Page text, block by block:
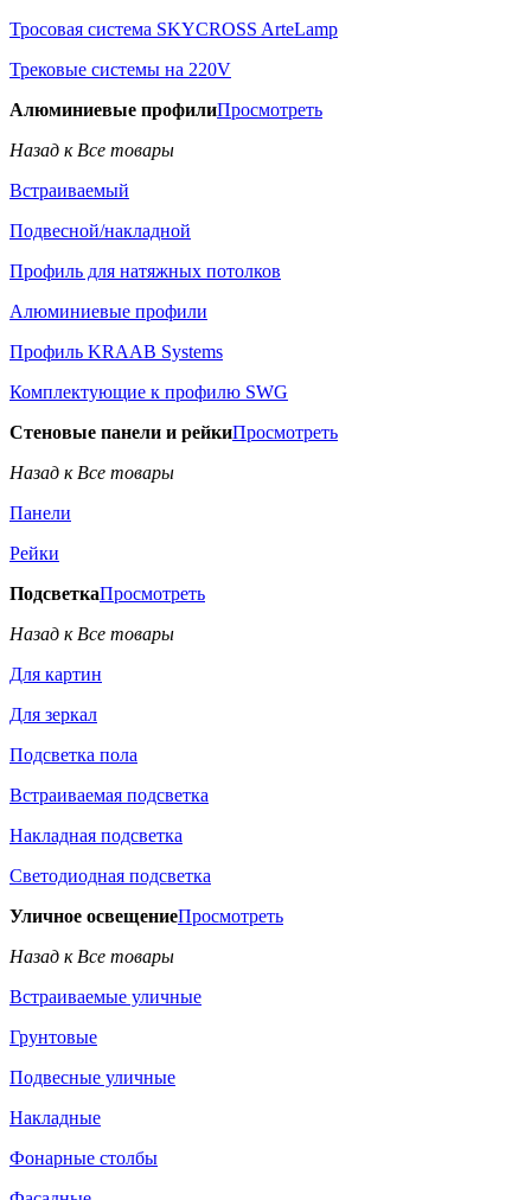
Тросовая система SKYCROSS ArteLamp
Трековые системы на 220V
Алюминиевые профилиПросмотреть
Назад к Все товары
Встраиваемый
Подвесной/накладной
Профиль для натяжных потолков
Алюминиевые профили
Профиль KRAAB Systems
Комплектующие к профилю SWG
Стеновые панели и рейкиПросмотреть
Назад к Все товары
Панели
Рейки
ПодсветкаПросмотреть
Назад к Все товары
Для картин
Для зеркал
Подсветка пола
Встраиваемая подсветка
Накладная подсветка
Светодиодная подсветка
Уличное освещениеПросмотреть
Назад к Все товары
Встраиваемые уличные
Грунтовые
Подвесные уличные
Накладные
Фонарные столбы